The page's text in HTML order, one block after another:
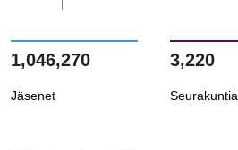
1,046,270
Jäsenet
3,220
Seurakuntia